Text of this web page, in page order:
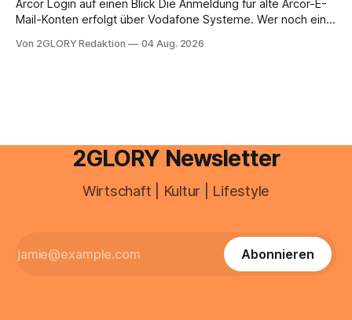
Arcor Login auf einen Blick Die Anmeldung für alte Arcor-E-
Mail-Konten erfolgt über Vodafone Systeme. Wer noch eine
besitzt, loggt sich heute über das Vodafone E-Mail & Cloud
Von 2GLORY Redaktion 04 Aug. 2026
2GLORY Newsletter
Wirtschaft | Kultur | Lifestyle
Abonnieren